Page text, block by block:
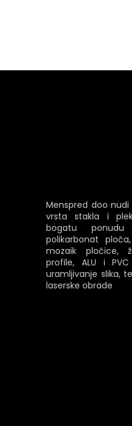
Menspred doo
vrsta stakla i
bogatu
polikarbonat
mozaik pločice,
profile, ALU i
uramljivanje slika,
laserske obrade